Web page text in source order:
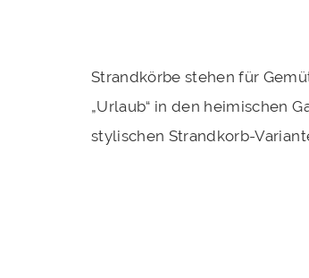
Strandkörbe stehen für
„Urlaub“ in den heimischen
stylischen Strandkorb-